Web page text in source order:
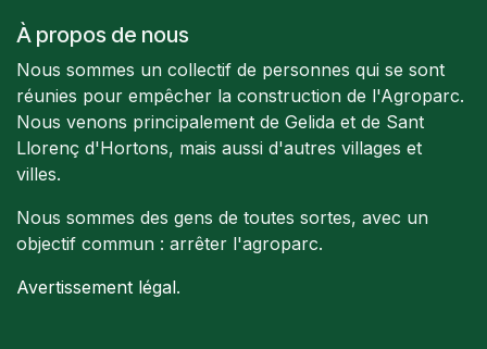
À propos de nous
Nous sommes un collectif de personnes qui se sont
réunies pour empêcher la construction de l'Agroparc.
Nous venons principalement de Gelida et de Sant
Llorenç d'Hortons, mais aussi d'autres villages et
villes.
Nous sommes des gens de toutes sortes, avec un
objectif commun : arrêter l'agroparc.
Avertissement légal.